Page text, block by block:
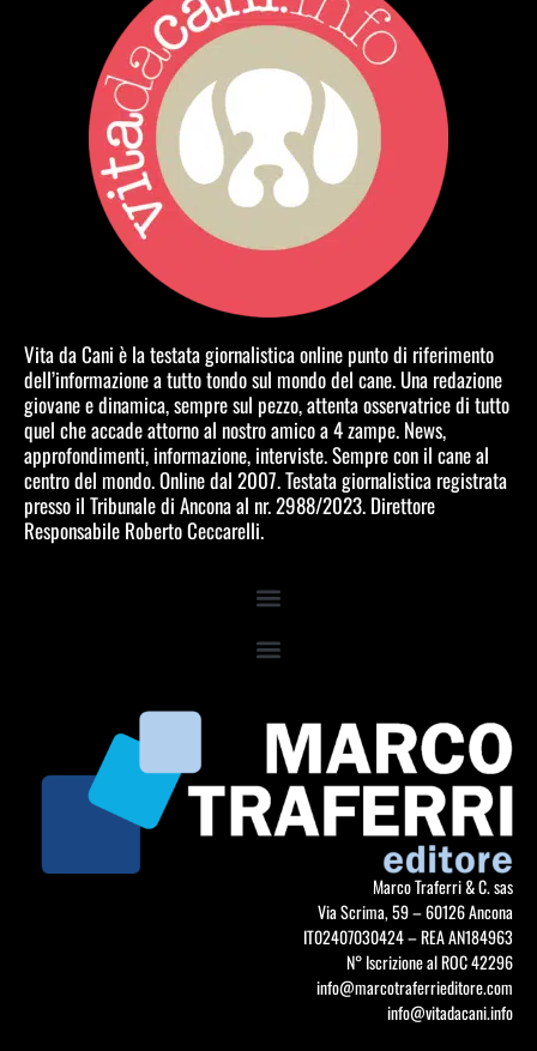
Vita da Cani è la testata giornalistica online punto di riferimento
dell’informazione a tutto tondo sul mondo del cane. Una redazione
giovane e dinamica, sempre sul pezzo, attenta osservatrice di tutto
quel che accade attorno al nostro amico a 4 zampe. News,
approfondimenti, informazione, interviste. Sempre con il cane al
centro del mondo. Online dal 2007. Testata giornalistica registrata
presso il Tribunale di Ancona al nr. 2988/2023. Direttore
Responsabile Roberto Ceccarelli.
Marco Traferri & C. sas
Via Scrima, 59 – 60126 Ancona
IT02407030424 – REA AN184963
N° Iscrizione al ROC 42296
info@marcotraferrieditore.com
info@vitadacani.info